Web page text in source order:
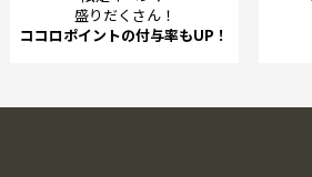
盛りだくさん！
ココロポイントの付与率もUP！